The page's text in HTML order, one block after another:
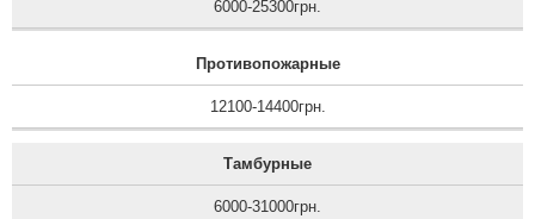
6000-25300грн.
Противопожарные
12100-14400грн.
Тамбурные
6000-31000грн.